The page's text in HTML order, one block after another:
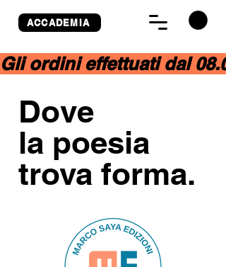
ACCADEMIA
Gli ordini effettuati dal
Dove
la poesia
trova forma.